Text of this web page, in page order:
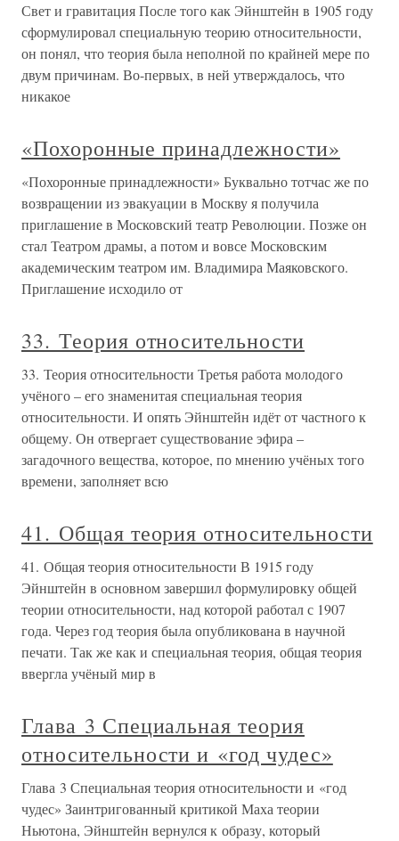
Свет и гравитация После того как Эйнштейн в 1905 году
сформулировал специальную теорию относительности,
он понял, что теория была неполной по крайней мере по
двум причинам. Во-первых, в ней утверждалось, что
никакое
«Похоронные принадлежности»
«Похоронные принадлежности» Буквально тотчас же по
возвращении из эвакуации в Москву я получила
приглашение в Московский театр Революции. Позже он
стал Театром драмы, а потом и вовсе Московским
академическим театром им. Владимира Маяковского.
Приглашение исходило от
33. Теория относительности
33. Теория относительности Третья работа молодого
учёного – его знаменитая специальная теория
относительности. И опять Эйнштейн идёт от частного к
общему. Он отвергает существование эфира –
загадочного вещества, которое, по мнению учёных того
времени, заполняет всю
41. Общая теория относительности
41. Общая теория относительности В 1915 году
Эйнштейн в основном завершил формулировку общей
теории относительности, над которой работал с 1907
года. Через год теория была опубликована в научной
печати. Так же как и специальная теория, общая теория
ввергла учёный мир в
Глава 3 Специальная теория
относительности и «год чудес»
Глава 3 Специальная теория относительности и «год
чудес» Заинтригованный критикой Маха теории
Ньютона, Эйнштейн вернулся к образу, который